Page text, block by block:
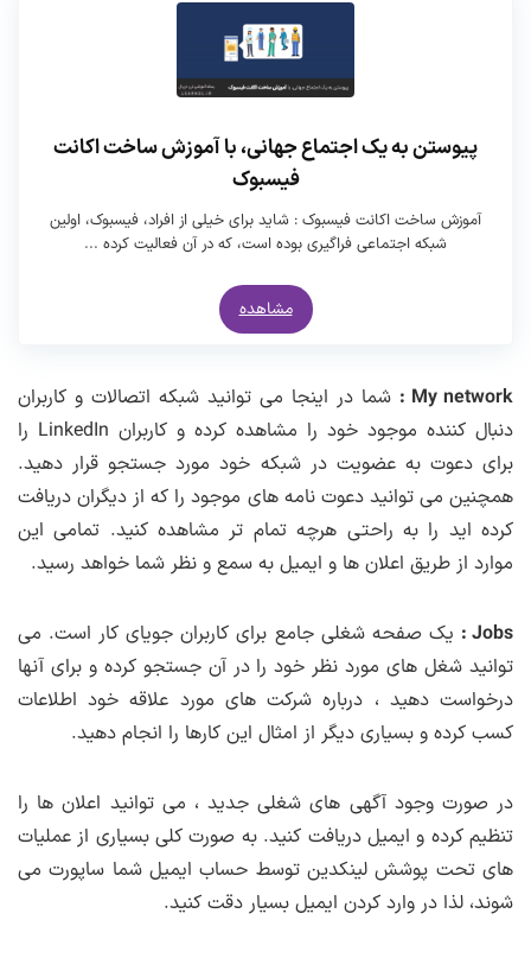
پیوستن به یک اجتماع جهانی، با آموزش ساخت اکانت
فیسبوک
آموزش ساخت اکانت فیسبوک : شاید برای خیلی از افراد، فیسبوک، اولین
شبکه اجتماعی فراگیری بوده است، که در آن فعالیت کرده ...
مشاهده
My network :
شما در اینجا می توانید شبکه اتصالات و کاربران
دنبال کننده موجود خود را مشاهده کرده و کاربران LinkedIn را
برای دعوت به عضویت در شبکه خود مورد جستجو قرار دهید.
همچنین می توانید دعوت نامه های موجود را که از دیگران دریافت
کرده اید را به راحتی هرچه تمام تر مشاهده کنید. تمامی این
موارد از طریق اعلان ها و ایمیل به سمع و نظر شما خواهد رسید.
Jobs :
یک صفحه شغلی جامع برای کاربران جویای کار است. می
توانید شغل های مورد نظر خود را در آن جستجو کرده و برای آنها
درخواست دهید ، درباره شرکت های مورد علاقه خود اطلاعات
کسب کرده و بسیاری دیگر از امثال این کارها را انجام دهید.
در صورت وجود آگهی های شغلی جدید ، می توانید اعلان ها را
تنظیم کرده و ایمیل دریافت کنید. به صورت کلی بسیاری از عملیات
های تحت پوشش لینکدین توسط حساب ایمیل شما ساپورت می
شوند، لذا در وارد کردن ایمیل بسیار دقت کنید.